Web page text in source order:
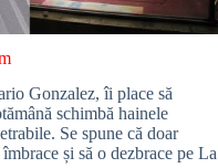
Gonzalez, îi place să
schimbă hainele
Se spune că doar
și să o dezbrace pe La